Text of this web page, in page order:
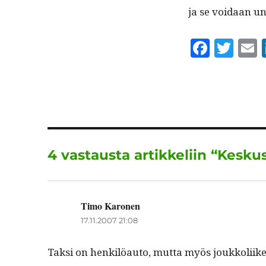
ja se voidaan
F
b
o
k
T
r
4 vastausta artikkeliin
Timo Karonen
17.11.2007 21:08
Tak­si on henkilöau­to, mut­ta myös